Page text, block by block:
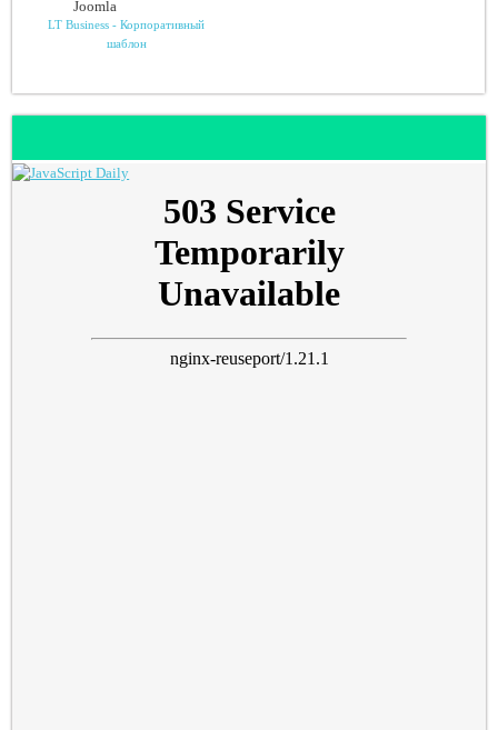
LT Business - Корпоративный
шаблон